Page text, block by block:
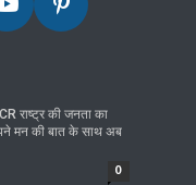
राष्ट्र की जनता का
मन की बात के साथ अब
0